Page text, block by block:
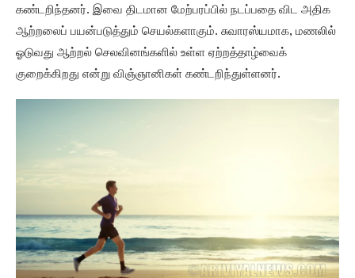
கண்டறிந்தனர். இவை திடமான மேற்பரப்பில் நடப்பதை விட அதிக
ஆற்றலைப் பயன்படுத்தும் செயல்களாகும். சுவாரஸ்யமாக, மணலில்
ஓடுவது ஆற்றல் செலவினங்களில் உள்ள ஏற்றத்தாழ்வைக்
குறைக்கிறது என்று விஞ்ஞானிகள் கண்டறிந்துள்ளனர்.